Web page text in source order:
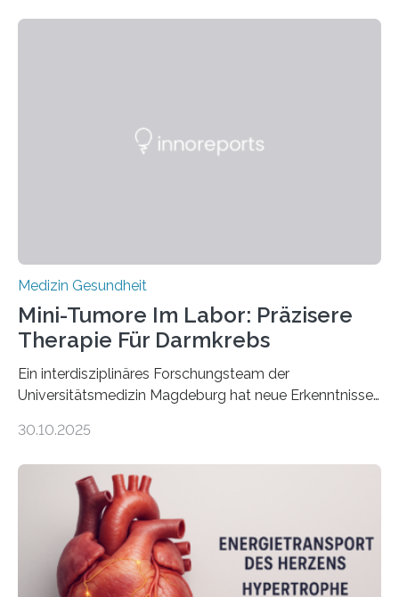
Medizin Gesundheit
Mini-Tumore Im Labor: Präzisere
Therapie Für Darmkrebs
Ein interdisziplinäres Forschungsteam der
Universitätsmedizin Magdeburg hat neue Erkenntnisse
behandelt werden kann. In ihrer aktuellen Studie,
Oncology, zeigen die Forschenden, dass Mini-Tumore
aus Gewebe von Patientinnen und Patienten –
sogenannte Organoide – genutzt werden können, um
vorab zu prüfen, welche Medikamente am besten
wirken. Dabei wurde ein Eiweiß identifiziert, das künftig
als Biomarker für die Wahl der passenden Therapie
30.10.2025